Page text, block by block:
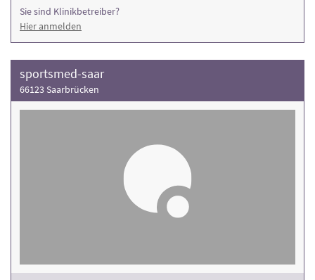
Sie sind Klinikbetreiber?
Hier anmelden
sportsmed-saar
66123 Saarbrücken